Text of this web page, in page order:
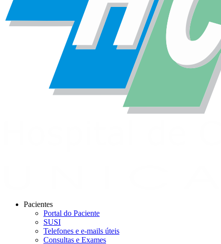
Pacientes
Portal do Paciente
SUSI
Telefones e e-mails úteis
Consultas e Exames